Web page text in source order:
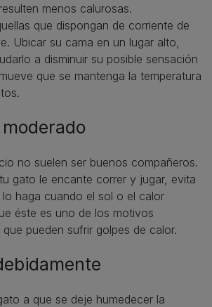
menos calurosas.
que dispongan de corriente de
Ubicar su cama en un lugar alto,
a disminuir su posible sensación
que se mantenga la temperatura
no suelen ser buenos compañeros.
gato le encante correr y jugar, evita
lo haga cuando el sol o el calor
éste es uno de los motivos
pueden sufrir golpes de calor.
a que se deje humedecer la